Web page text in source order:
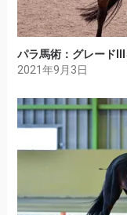
パラ馬術：グレード
2021年9月3日